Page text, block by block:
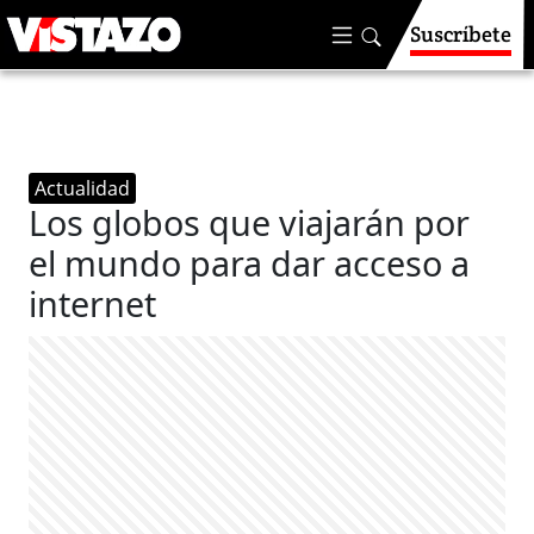
Suscríbete
Actualidad
Los globos que viajarán por
el mundo para dar acceso a
internet